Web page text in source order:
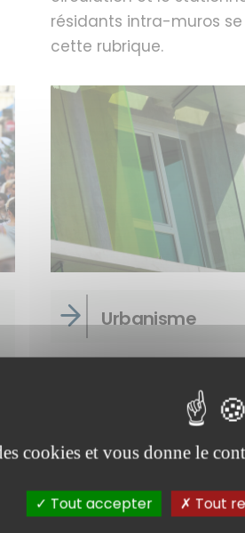
résidants intra-muros
cette rubrique.
Urbanisme
besoins des
en matière de cadastre,
urbanisme
cookies et vous donne le
Tout accepter Tout